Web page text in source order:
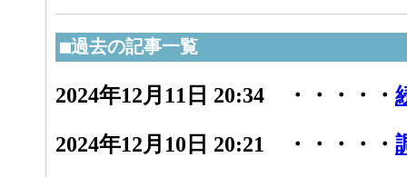
■過去の記事一覧
2024年12月11日 20:34 ・・・・・
2024年12月10日 20:21 ・・・・・